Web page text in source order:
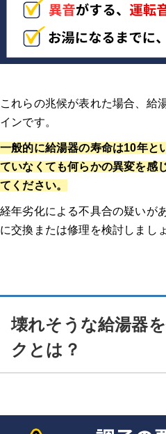
これらの兆候が表れた場合、給
インです。
一般的に給湯器の寿命は10年と
ていなくても何らかの異変を感
てください。
経年劣化による不具合の疑いが
に交換または修理を検討しましょ
壊れそうな給湯器
クとは？